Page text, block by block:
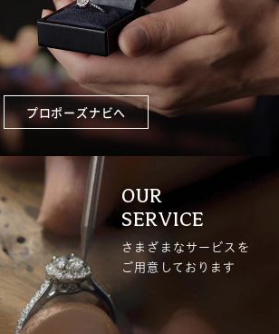
プロポーズナビへ
OUR
SERVICE
さまざまなサービスを
ご用意しております